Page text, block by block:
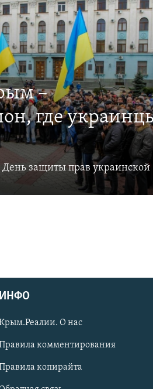
–
где
День защиты прав украинской
ИНФО
О нас
комментирования
копирайта